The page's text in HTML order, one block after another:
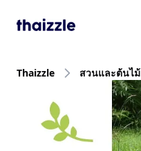
Thaizzle สวนและต้นไม้